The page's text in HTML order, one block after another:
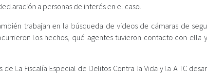
a personas de interés en el caso.
trabajan en la búsqueda de videos de cámaras de
los hechos, qué agentes tuvieron contacto con
de La Fiscalía Especial de Delitos Contra la Vida y la ATIC